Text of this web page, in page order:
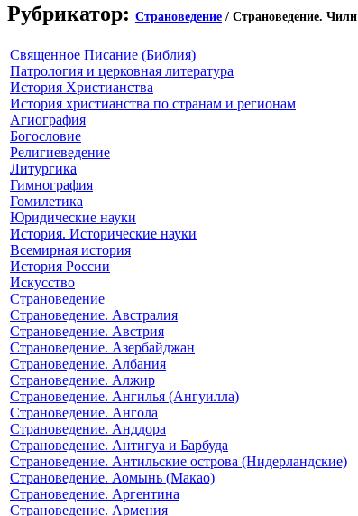
Рубрикатор: Страноведение / Страноведение. Чили
Священное Писание (Библия)
Патрология и церковная литература
История Христианства
История христианства по странам и регионам
Агиография
Богословие
Религиеведение
Литургика
Гимнография
Гомилетика
Юридические науки
История. Исторические науки
Всемирная история
История России
Искусство
Страноведение
Страноведение. Австралия
Страноведение. Австрия
Страноведение. Азербайджан
Страноведение. Албания
Страноведение. Алжир
Страноведение. Ангилья (Ангуилла)
Страноведение. Ангола
Страноведение. Анддора
Страноведение. Антигуа и Барбуда
Страноведение. Антильские острова (Нидерландские)
Страноведение. Аомынь (Макао)
Страноведение. Аргентина
Страноведение. Армения